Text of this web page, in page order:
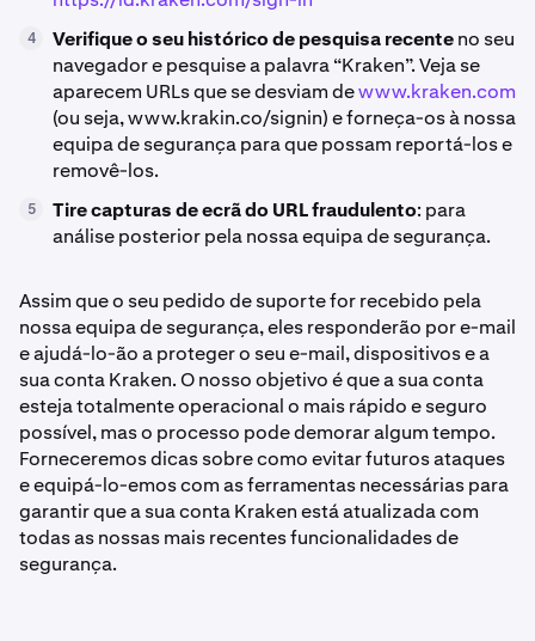
4 Verifique o seu histórico de pesquisa recenteno seu
navegador e pesquise a palavra “Kraken”. Veja se
aparecem URLs que se desviam dewww.kraken.com
(ou seja, www.krakin.co/signin) e forneça-os à nossa
equipa de segurança para que possam reportá-los e
removê-los.
5 Tire capturas de ecrã do URL fraudulento: para
análise posterior pela nossa equipa de segurança.
Assim que o seu pedido de suporte for recebido pela
nossa equipa de segurança, eles responderão por e-mail
e ajudá-lo-ão a proteger o seu e-mail, dispositivos e a
sua conta Kraken. O nosso objetivo é que a sua conta
esteja totalmente operacional o mais rápido e seguro
possível, mas o processo pode demorar algum tempo.
Forneceremos dicas sobre como evitar futuros ataques
e equipá-lo-emos com as ferramentas necessárias para
garantir que a sua conta Kraken está atualizada com
todas as nossas mais recentes funcionalidades de
segurança.